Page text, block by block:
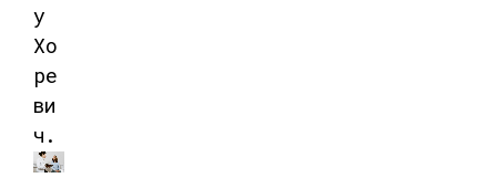
у
Хо
ре
ви
ч.